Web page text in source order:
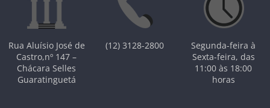
Rua Aluísio José de
Castro,nº 147 –
Chácara Selles
Guaratinguetá
(12) 3128-2800
Segunda-feira à
Sexta-feira, das
11:00 às 18:00
horas